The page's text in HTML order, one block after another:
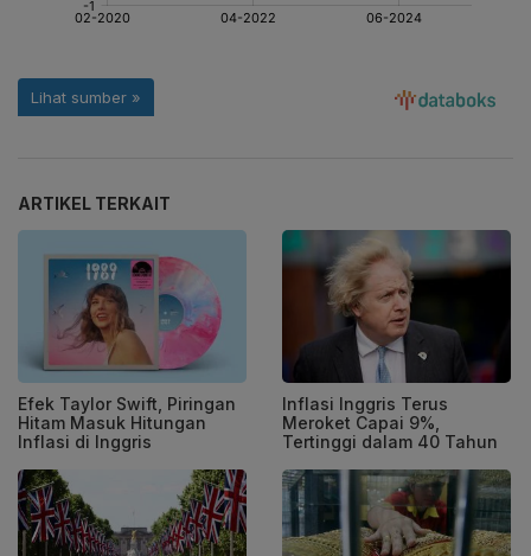
ARTIKEL TERKAIT
Efek Taylor Swift, Piringan
Hitam Masuk Hitungan
Inflasi di Inggris
Inflasi Inggris Terus
Meroket Capai 9%,
Tertinggi dalam 40 Tahun